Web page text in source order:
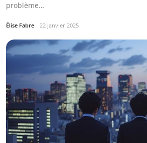
problème…
Élise Fabre 22 janvier 2025